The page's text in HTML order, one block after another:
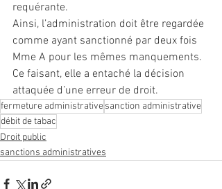
requérante.
Ainsi, l’administration doit être regardée
comme ayant sanctionné par deux fois
Mme A pour les mêmes manquements.
Ce faisant, elle a entaché la décision
attaquée d’une erreur de droit.
fermeture administrativesanction administrative
débit de tabac
Droit public
sanctions administratives